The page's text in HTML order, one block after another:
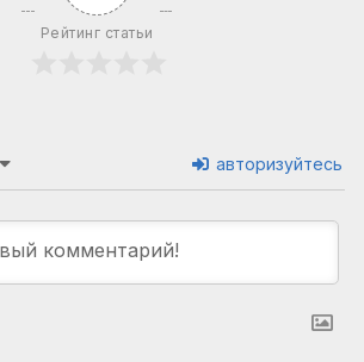
Рейтинг статьи
авторизуйтесь